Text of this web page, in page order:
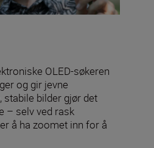
OLED-søkeren
og gir jevne
stabile bilder gjør det
– selv ved rask
å ha zoomet inn for å